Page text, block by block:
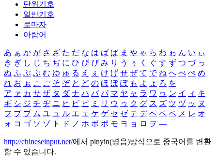
단위기호
일반기호
로마자
아랍어
あ ぁ か が さ ざ た だ な は ば ぱ ま や ゃ ら わ ゎ ん い ぃ
き ぎ し じ ち ぢ に ひ び ぴ み り う ぅ く ぐ す ず つ づ っ
ぬ ふ ぶ ぷ む ゆ ゅ る え ぇ け げ せ ぜ て で ね へ べ ぺ め
れ お ぉ こ ご そ ぞ と ど の ほ ぼ ぽ も よ ょ ろ を
ア ァ カ サ ザ タ ダ ナ ハ バ パ マ ヤ ャ ラ ワ ヮ ン イ ィ キ
ギ シ ジ チ ヂ ニ ヒ ビ ピ ミ リ ウ ゥ ク グ ス ズ ツ ヅ ッ ヌ
フ ブ プ ム ユ ュ ル エ ェ ケ ゲ セ ゼ テ デ ヘ ベ ペ メ レ オ
ォ コ ゴ ソ ゾ ト ド ノ ホ ボ ポ モ ヨ ョ ロ ヲ ―
http://chineseinput.net/에서 pinyin(병음)방식으로 중국어를 변환
할 수 있습니다.